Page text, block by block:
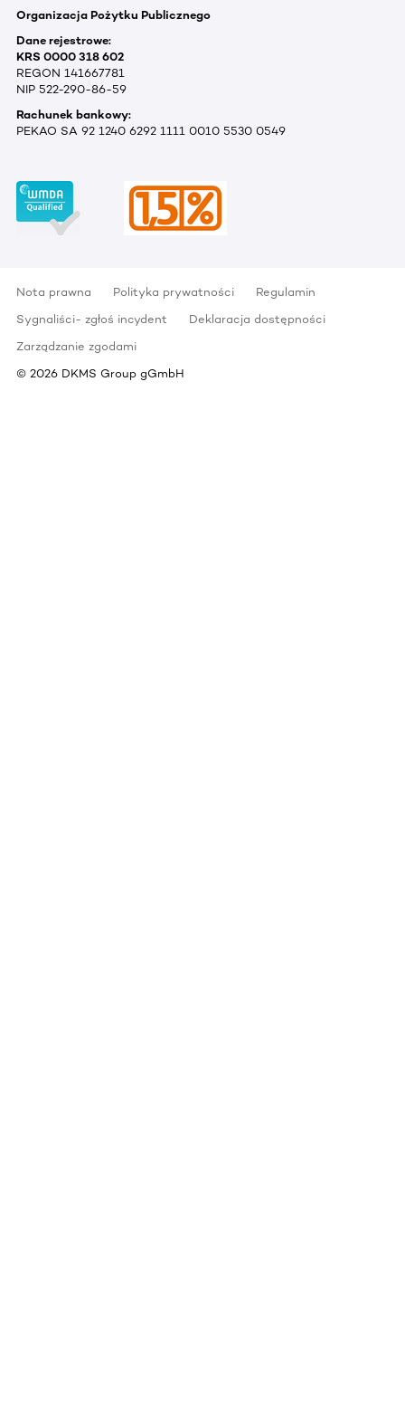
Organizacja Pożytku Publicznego
Dane rejestrowe:
KRS 0000 318 602
REGON 141667781
NIP 522-290-86-59
Rachunek bankowy:
PEKAO SA 92 1240 6292 1111 0010 5530 0549
Nota prawna Polityka prywatności
Regulamin
Sygnaliści- zgłoś incydent
Deklaracja dostępności
Zarządzanie zgodami
© 2026 DKMS Group gGmbH